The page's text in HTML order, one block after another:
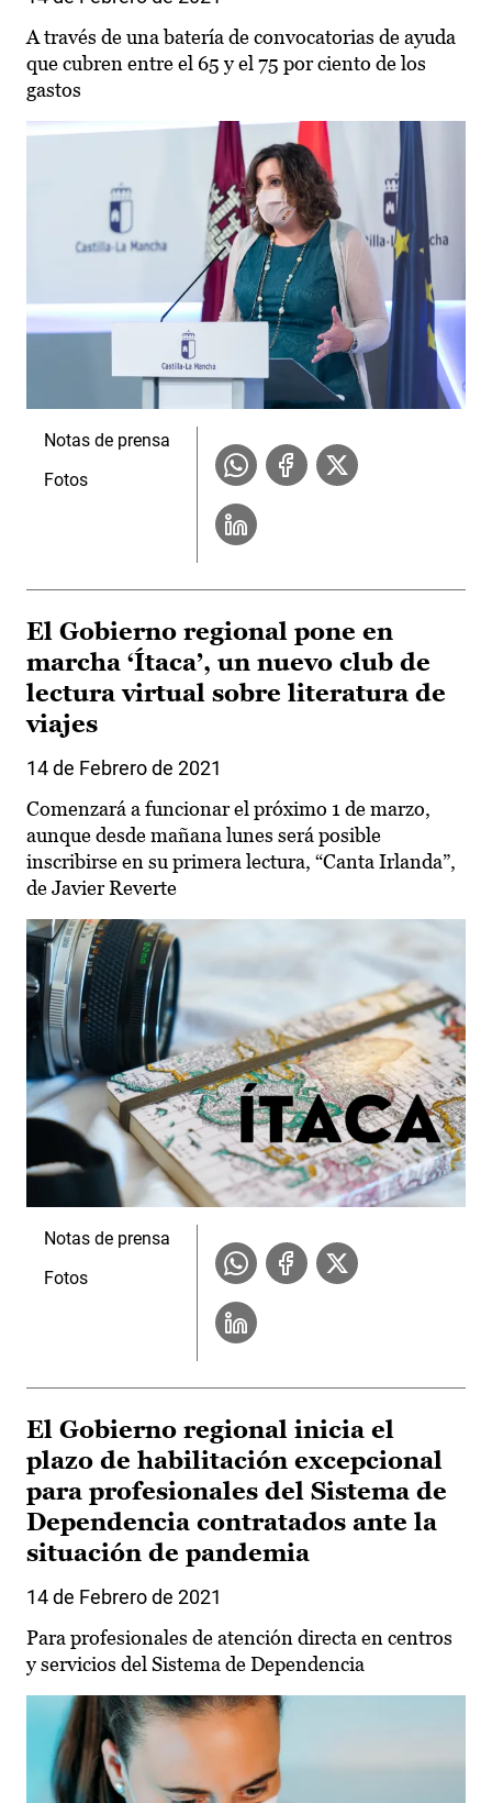
A través de una batería de convocatorias de ayuda
que cubren entre el 65 y el 75 por ciento de los
gastos
Notas de prensa
Fotos
El Gobierno regional pone en
marcha ‘Ítaca’, un nuevo club de
lectura virtual sobre literatura de
viajes
14 de Febrero de 2021
Comenzará a funcionar el próximo 1 de marzo,
aunque desde mañana lunes será posible
inscribirse en su primera lectura, “Canta Irlanda”,
de Javier Reverte
Notas de prensa
Fotos
El Gobierno regional inicia el
plazo de habilitación excepcional
para profesionales del Sistema de
Dependencia contratados ante la
situación de pandemia
14 de Febrero de 2021
Para profesionales de atención directa en centros
y servicios del Sistema de Dependencia